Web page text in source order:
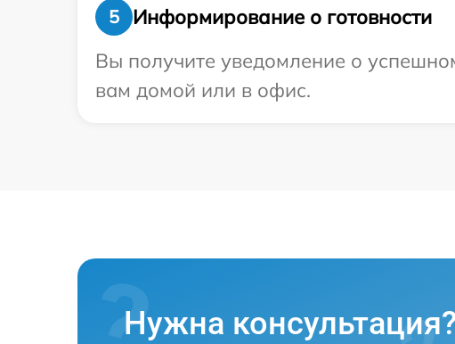
5
Информирование о готовности
Вы получите уведомление о
вам домой или в офис.
Нужна